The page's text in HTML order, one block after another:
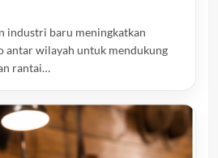
industri baru meningkatkan
antar wilayah untuk mendukung
rantai…